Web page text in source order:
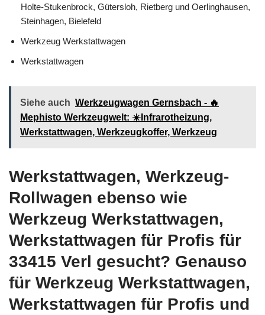
Holte-Stukenbrock, Gütersloh, Rietberg und Oerlinghausen,
Steinhagen, Bielefeld
Werkzeug Werkstattwagen
Werkstattwagen
Siehe auch Werkzeugwagen Gernsbach - 🔥
Mephisto Werkzeugwelt: ☀️Infrarotheizung,
Werkstattwagen, Werkzeugkoffer, Werkzeug
Werkstattwagen, Werkzeug-
Rollwagen ebenso wie
Werkzeug Werkstattwagen,
Werkstattwagen für Profis für
33415 Verl gesucht? Genauso
für Werkzeug Werkstattwagen,
Werkstattwagen für Profis und